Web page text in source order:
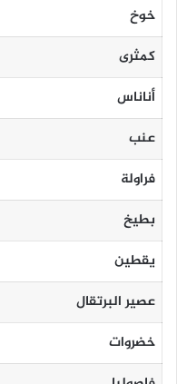
خوخ
كمثرى
أناناس
عنب
فراولة
بطيخ
يقطين
عصير البرتقال
خضروات